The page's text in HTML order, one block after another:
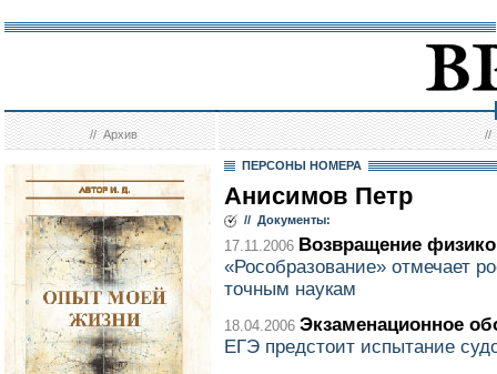
//Архив //
ПЕРСОНЫ НОМЕРА
Анисимов Петр
// Документы:
17.11.2006 Возвращение
«Рособразование» отмечает
точным наукам
18.04.2006 Экзаменационное
ЕГЭ предстоит испытание